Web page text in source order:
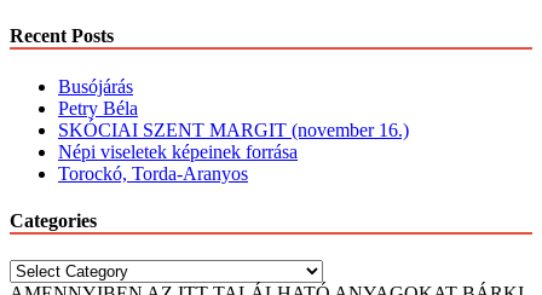
Recent Posts
Busójárás
Petry Béla
SKÓCIAI SZENT MARGIT (november 16.)
Népi viseletek képeinek forrása
Torockó, Torda-Aranyos
Categories
Categories